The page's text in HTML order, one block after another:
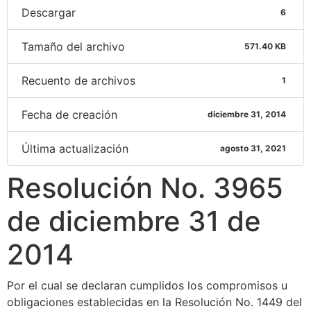
Descargar 6
Tamaño del archivo 571.40 KB
Recuento de archivos 1
Fecha de creación diciembre 31, 2014
Última actualización agosto 31, 2021
Resolución No. 3965
de diciembre 31 de
2014
Por el cual se declaran cumplidos los compromisos u
obligaciones establecidas en la Resolución No. 1449 del